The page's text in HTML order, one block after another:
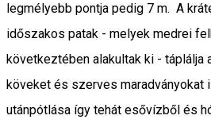
legmélyebb pontja pedig 7 m. A
időszakos patak - melyek medrei
következtében alakultak ki - táplálja
köveket és szerves maradványokat
utánpótlása így tehát esővízből és